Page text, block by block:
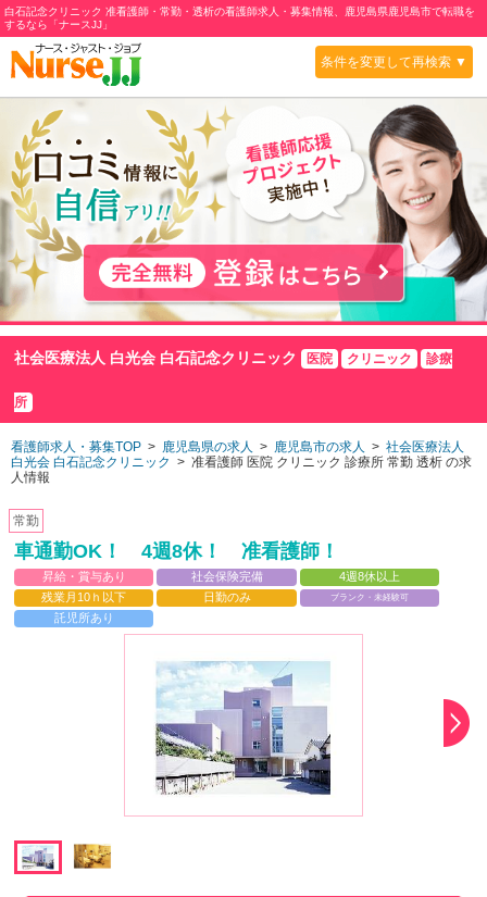
白石記念クリニック 准看護師・常勤・透析の看護師求人・募集情報、鹿児島県鹿児島市で転職を
するなら「ナースJJ」
条件を変更して再検索 ▼
社会医療法人 白光会 白石記念クリニック 医院 クリニック 診療
所
看護師求人・募集TOP > 鹿児島県の求人 > 鹿児島市の求人 > 社会医療法人
白光会 白石記念クリニック > 准看護師 医院 クリニック 診療所 常勤 透析 の求
人情報
常勤
車通勤OK！ 4週8休！ 准看護師！
昇給・賞与あり 社会保険完備
4週8休以上
残業月10ｈ以下
日勤のみ ブランク・未経験可
託児所あり